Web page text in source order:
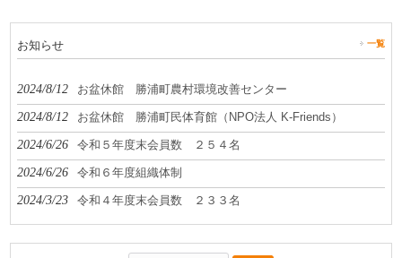
お知らせ 一覧
2024/8/12 お盆休館 勝浦町農村環境改善センター
2024/8/12 お盆休館 勝浦町民体育館（NPO法人 K-Friends）
2024/6/26 令和５年度末会員数 ２５４名
2024/6/26 令和６年度組織体制
2024/3/23 令和４年度末会員数 ２３３名